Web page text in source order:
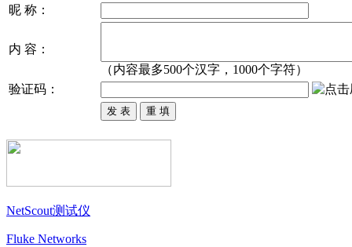
昵 称：
内 容：
（内容最多500个汉字，1000个字符）
验证码：
NetScout测试仪
Fluke Networks